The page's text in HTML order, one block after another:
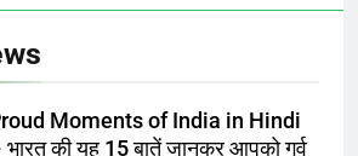
Moments of India in Hindi
भारत की यह 15 बातें जानकर आपको गर्व